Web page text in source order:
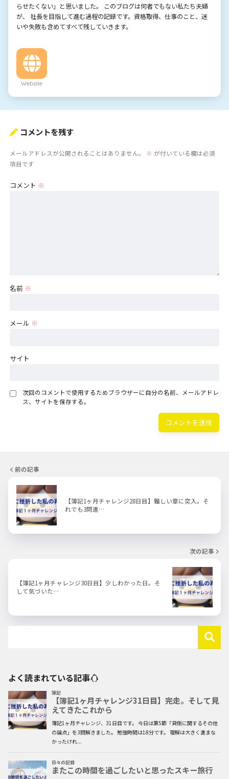
らせたくない」と思いました。 このブログは何者でもない私たち夫婦
が、 社長を目指して進む過程の記録です。資格取得、仕事のこと、迷
いや失敗も含めてすべて残していきます。
Website
コメントを残す
メールアドレスが公開されることはありません。 ※ が付いている欄は必須
項目です
コメント ※
名前 ※
メール ※
サイト
次回のコメントで使用するためブラウザーに自分の名前、メールアドレ
ス、サイトを保存する。
前の記事
【簿記1ヶ月チャレンジ28日目】難しい章に突入。そ
れでも3問進…
次の記事
【簿記1ヶ月チャレンジ30日目】少しわかった日。そ
して気づいた…
よく読まれている記事